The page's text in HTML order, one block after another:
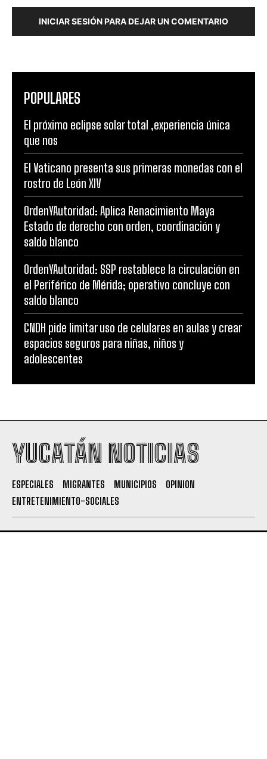
INICIAR SESIÓN PARA DEJAR UN COMENTARIO
POPULARES
El próximo eclipse solar total ,experiencia única
que nos
El Vaticano presenta sus primeras monedas con el
rostro de León XIV
OrdenYAutoridad: Aplica Renacimiento Maya
Estado de derecho con orden, coordinación y
saldo blanco
OrdenYAutoridad: SSP restablece la circulación en
el Periférico de Mérida; operativo concluye con
saldo blanco
CNDH pide limitar uso de celulares en aulas y crear
espacios seguros para niñas, niños y
adolescentes
YUCATÁN NOTICIAS
ESPECIALES MIGRANTES MUNICIPIOS
OPINION
ENTRETENIMIENTO-SOCIALES